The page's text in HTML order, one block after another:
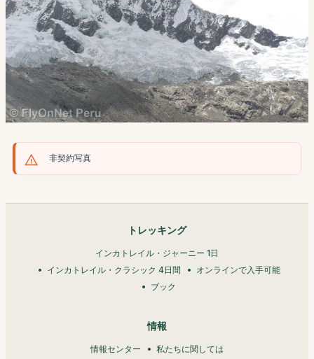
非契約写真
トレッキング
インカトレイル・ジャーニー 1日
インカトレイル・クラシック 4日間
オンラインで入手可能
ブック
情報
情報センター 私たちに関しては